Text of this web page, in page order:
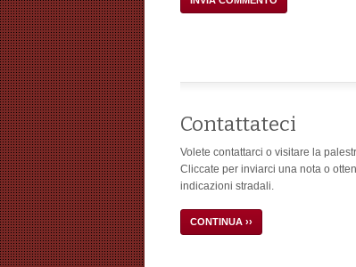
Contattateci
Volete contattarci o visitare la
Cliccate per inviarci una nota o
indicazioni stradali.
CONTINUA ››